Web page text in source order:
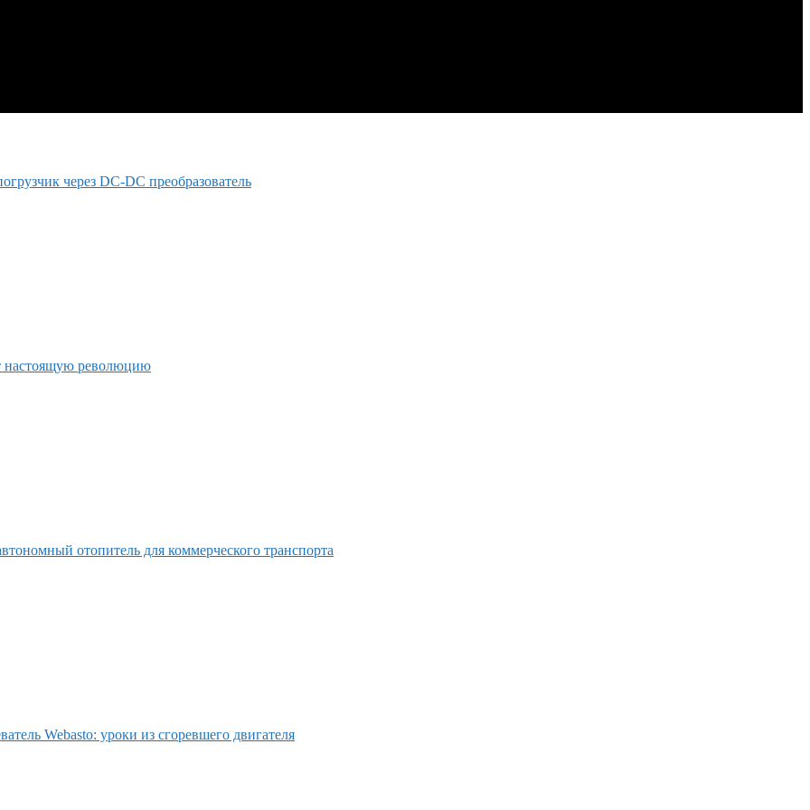
через DC-DC преобразователь
настоящую революцию
отопитель для коммерческого транспорта
Webasto: уроки из сгоревшего двигателя